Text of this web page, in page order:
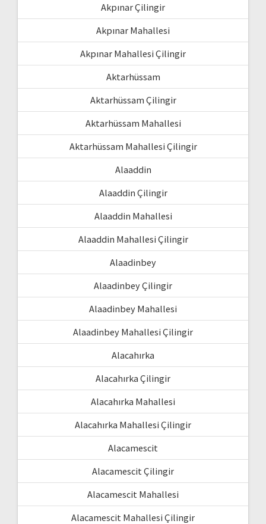
Akpınar Çilingir
Akpınar Mahallesi
Akpınar Mahallesi Çilingir
Aktarhüssam
Aktarhüssam Çilingir
Aktarhüssam Mahallesi
Aktarhüssam Mahallesi Çilingir
Alaaddin
Alaaddin Çilingir
Alaaddin Mahallesi
Alaaddin Mahallesi Çilingir
Alaadinbey
Alaadinbey Çilingir
Alaadinbey Mahallesi
Alaadinbey Mahallesi Çilingir
Alacahırka
Alacahırka Çilingir
Alacahırka Mahallesi
Alacahırka Mahallesi Çilingir
Alacamescit
Alacamescit Çilingir
Alacamescit Mahallesi
Alacamescit Mahallesi Çilingir